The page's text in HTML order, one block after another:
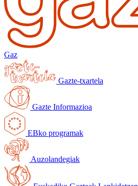
Gaz
Gazte-txartela
Gazte Informazioa
EBko programak
Auzolandegiak